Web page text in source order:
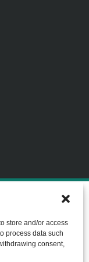
store and/or access
process data such
consent,